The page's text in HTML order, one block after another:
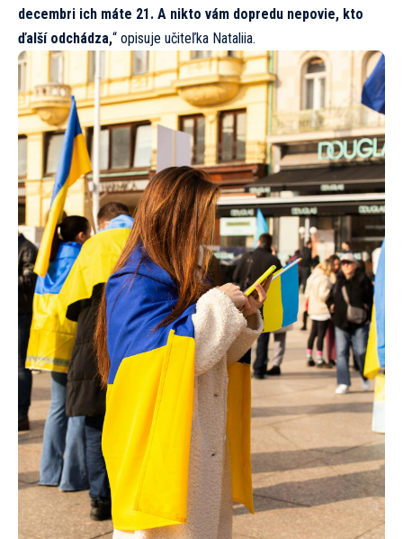
decembri ich máte 21. A nikto vám dopredu nepovie, kto
ďalší odchádza,“ opisuje učiteľka Nataliia.